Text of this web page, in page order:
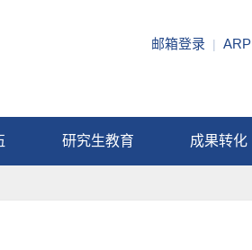
邮箱登录 | ARP
研究生教育 成果转化